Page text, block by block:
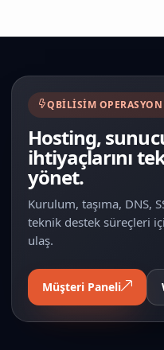
QBILISIM OPERASYON
Hosting,
ihtiyaçlarını
yönet.
Kurulum, taşıma, DNS,
teknik destek süreçleri
ulaş.
Müşteri Paneli